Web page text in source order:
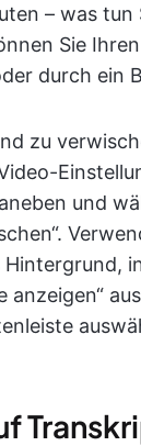
– was tun
Sie
durch ein
zu
und
anzeigen“